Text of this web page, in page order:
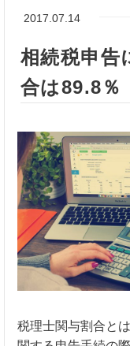
2017.07.14
相続税申告
合は89.8％
税理士関与割合と